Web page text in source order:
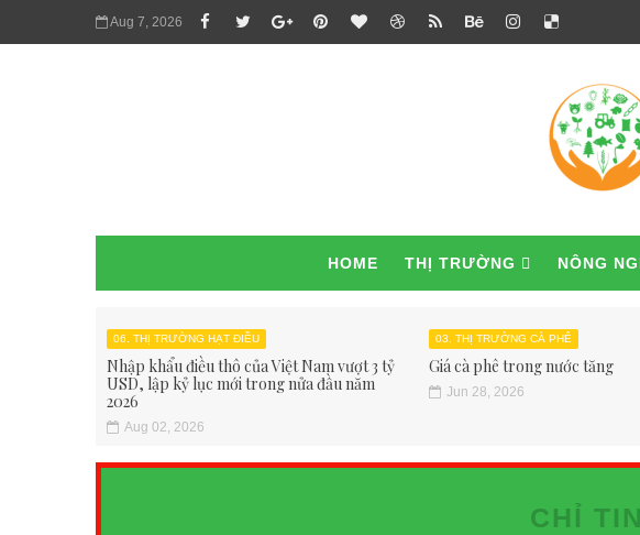
Aug 7, 2026
HOME THỊ TRƯỜNG NÔNG
06. THỊ TRƯỜNG HẠT ĐIỀU
Nhập khẩu điều thô của Việt Nam vượt 3 tỷ
USD, lập kỷ lục mới trong nửa đầu năm
2026
Aug 02, 2026
03. THỊ TRƯỜNG CÀ PHÊ
Giá cà phê trong nước tăng
Jun 28, 2026
CHỈ